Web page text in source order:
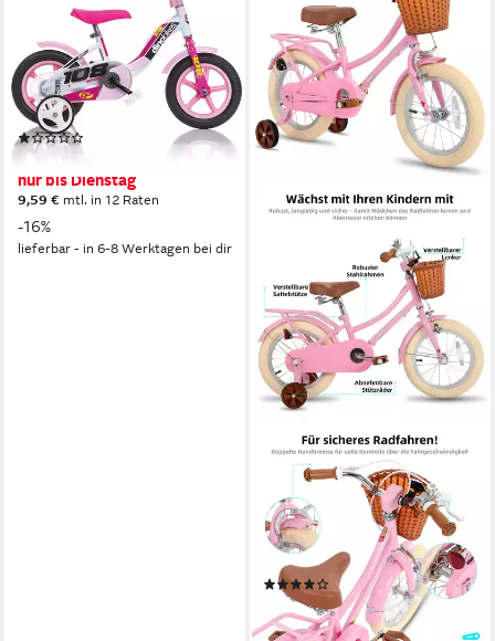
Stahl-Rahmen, Stützräder,
kindgerecht
16 cm Rahmenhöhe
1 Gänge
60 kg Zul. Gesamtgewicht
104,99 €
nur bis Dienstag
9,59 € mtl. in 12 Raten
-16%
lieferbar - in 6-8 Werktagen bei dir
JOYSTAR
Kinderfahrrad 12 14 16 18 Zoll
fahrrad für 2-9 Jahre alte
Mädchen & Jungen
80 kg Zul. Gesamtgewicht
(10)
ab 149,99 € 179,99 €
13,70 €mtl. in 12 Raten